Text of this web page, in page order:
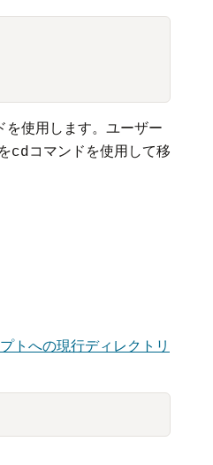
を使用します。ユーザー
cdコマンドを使用して移
トへの現行ディレクトリ